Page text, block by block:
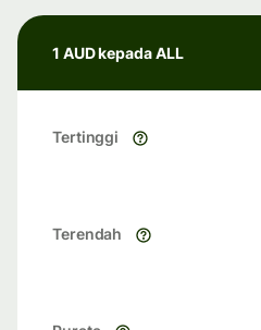
1 AUD kepada ALL
Tertinggi
Terendah